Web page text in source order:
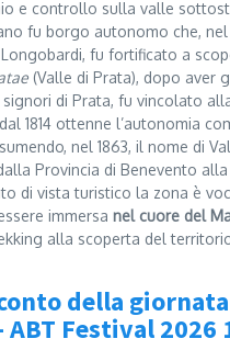
e controllo sulla valle
fu borgo autonomo che,
fu fortificato a
(Valle di Prata), dopo aver
di Prata, fu vincolato
1814 ottenne l’autonomia
nel 1863, il nome di
Provincia di Benevento
di vista turistico la zona è
immersa nel cuore del
alla scoperta del
della giornata
ABT Festival